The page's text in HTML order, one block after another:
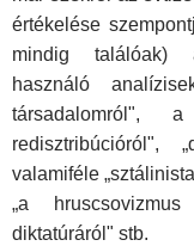
értéke­lése
mindig ta­lálóak)
használó
társadalomról",
redisztribúcióról",
valamiféle
„a
diktatúráról" stb.